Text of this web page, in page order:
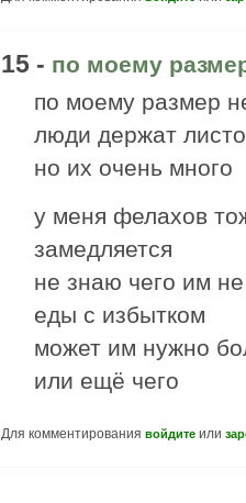
15 - по моему
по моему размер
люди держат
но их очень много
у меня фелахов
замедляется
не знаю чего им не
еды с избытком
может им нужно
или ещё чего
Для комментирования войдите или